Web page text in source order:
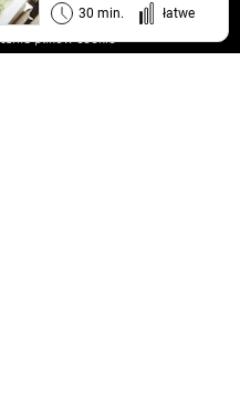
30 min. łatwe
plików cookie